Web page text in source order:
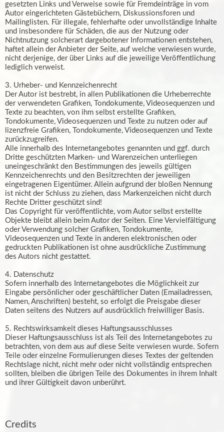
gesetzten Links und Verweise sowie für Fremdeinträge in vom
Autor eingerichteten Gästebüchern, Diskussionsforen und
Mailinglisten. Für illegale, fehlerhafte oder unvollständige Inhalte
und insbesondere für Schäden, die aus der Nutzung oder
Nichtnutzung solcherart dargebotener Informationen entstehen,
haftet allein der Anbieter der Seite, auf welche verwiesen wurde,
nicht derjenige, der über Links auf die jeweilige Veröffentlichung
lediglich verweist.
3. Urheber- und Kennzeichenrecht
Der Autor ist bestrebt, in allen Publikationen die Urheberrechte
der verwendeten Grafiken, Tondokumente, Videosequenzen und
Texte zu beachten, von ihm selbst erstellte Grafiken,
Tondokumente, Videosequenzen und Texte zu nutzen oder auf
lizenzfreie Grafiken, Tondokumente, Videosequenzen und Texte
zurückzugreifen.
Alle innerhalb des Internetangebotes genannten und ggf. durch
Dritte geschützten Marken- und Warenzeichen unterliegen
uneingeschränkt den Bestimmungen des jeweils gültigen
Kennzeichenrechts und den Besitzrechten der jeweiligen
eingetragenen Eigentümer. Allein aufgrund der bloßen Nennung
ist nicht der Schluss zu ziehen, dass Markenzeichen nicht durch
Rechte Dritter geschützt sind!
Das Copyright für veröffentlichte, vom Autor selbst erstellte
Objekte bleibt allein beim Autor der Seiten. Eine Vervielfältigung
oder Verwendung solcher Grafiken, Tondokumente,
Videosequenzen und Texte in anderen elektronischen oder
gedruckten Publikationen ist ohne ausdrückliche Zustimmung
des Autors nicht gestattet.
4. Datenschutz
Sofern innerhalb des Internetangebotes die Möglichkeit zur
Eingabe persönlicher oder geschäftlicher Daten (Emailadressen,
Namen, Anschriften) besteht, so erfolgt die Preisgabe dieser
Daten seitens des Nutzers auf ausdrücklich freiwilliger Basis.
5. Rechtswirksamkeit dieses Haftungsausschlusses
Dieser Haftungsausschluss ist als Teil des Internetangebotes zu
betrachten, von dem aus auf diese Seite verwiesen wurde. Sofern
Teile oder einzelne Formulierungen dieses Textes der geltenden
Rechtslage nicht, nicht mehr oder nicht vollständig entsprechen
sollten, bleiben die übrigen Teile des Dokumentes in ihrem Inhalt
und ihrer Gültigkeit davon unberührt.
Credits